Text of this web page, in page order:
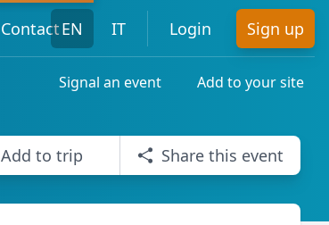
ContactEN IT Login Sign up
Signal an event Add to your site
Add to trip Share this event